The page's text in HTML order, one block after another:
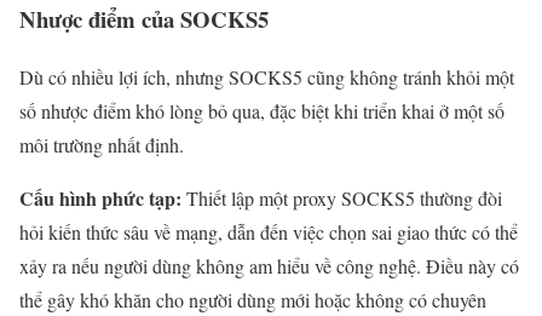
Nhược điểm của SOCKS5
Dù có nhiều lợi ích, nhưng SOCKS5 cũng không tránh khỏi một
số nhược điểm khó lòng bỏ qua, đặc biệt khi triển khai ở một số
môi trường nhất định.
Cấu hình phức tạp: Thiết lập một proxy SOCKS5 thường đòi
hỏi kiến thức sâu về mạng, dẫn đến việc chọn sai giao thức có thể
xảy ra nếu người dùng không am hiểu về công nghệ. Điều này có
thể gây khó khăn cho người dùng mới hoặc không có chuyên